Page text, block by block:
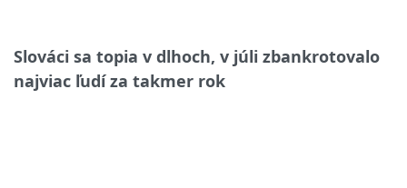
Slováci sa topia v dlhoch, v júli zbankrotovalo
najviac ľudí za takmer rok